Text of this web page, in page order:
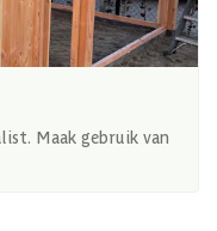
Maak gebruik van